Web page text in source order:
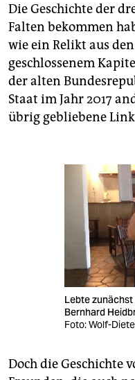
Die Geschichte der
Falten bekommen
wie ein Relikt aus
geschlossenem
der alten
Staat im Jahr 2017
übrig gebliebene
Lebte
Bernhard
Foto: Wolf-
Doch die Geschichte